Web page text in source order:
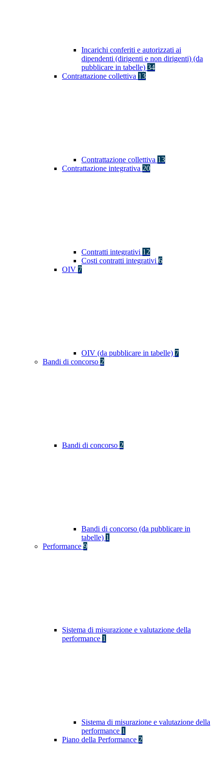
Incarichi conferiti e autorizzati ai
dipendenti (dirigenti e non dirigenti) (da
pubblicare in tabelle) 34
Contrattazione collettiva 13
Contrattazione collettiva 13
Contrattazione integrativa 20
Contratti integrativi 12
Costi contratti integrativi 6
OIV 7
OIV (da pubblicare in tabelle) 7
Bandi di concorso 2
Bandi di concorso 2
Bandi di concorso (da pubblicare in
tabelle) 1
Performance 9
Sistema di misurazione e valutazione della
performance 1
Sistema di misurazione e valutazione della
performance 1
Piano della Performance 2